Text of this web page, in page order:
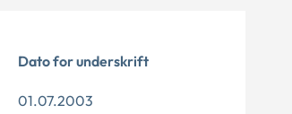
Dato for underskrift
01.07.2003